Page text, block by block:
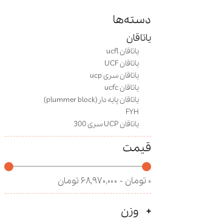
دسته‌ها
یاتاقان
یاتاقان ucfl
یاتاقان UCF
یاتاقان سری ucp
یاتاقان ucfc
یاتاقان پایه دار(plummer block)
FYH
یاتاقان UCP سری 300
قیمت
۰ تومان - ۶۸,۹۷۰,۰۰۰ تومان
وزن